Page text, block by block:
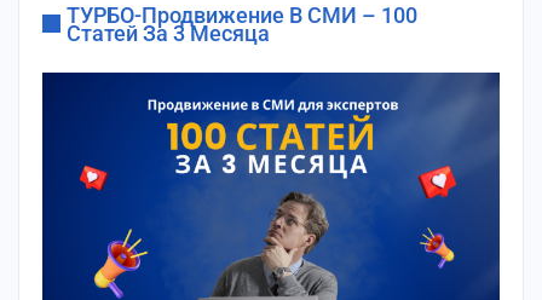
ТУРБО-Продвижение В СМИ – 100
Статей За 3 Месяца